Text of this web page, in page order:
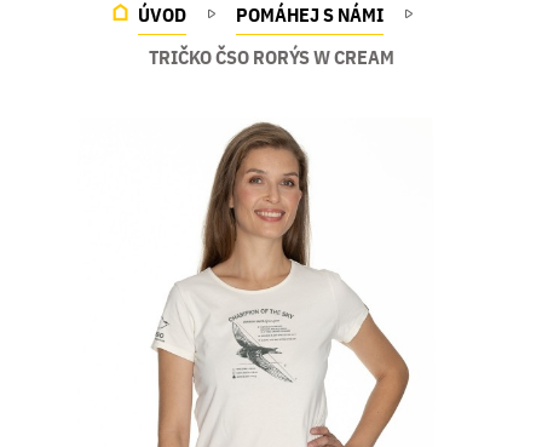
ÚVOD
POMÁHEJ S NÁMI
TRIČKO ČSO RORÝS W CREAM